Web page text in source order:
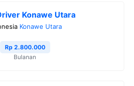
Konawe Utara
Konawe Utara
Rp 2.800.000
Bulanan